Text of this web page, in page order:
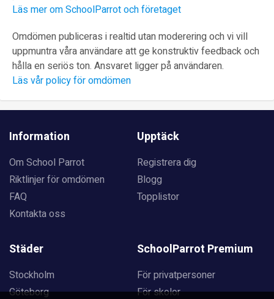
Läs mer om SchoolParrot och företaget
Omdömen publiceras i realtid utan moderering och vi vill
uppmuntra våra användare att ge konstruktiv feedback och
hålla en seriös ton. Ansvaret ligger på användaren.
Läs vår policy för omdömen
Information
Om School Parrot
Riktlinjer för omdömen
FAQ
Kontakta oss
Upptäck
Registrera dig
Blogg
Topplistor
Städer
Stockholm
Göteborg
SchoolParrot Premium
För privatpersoner
För skolor